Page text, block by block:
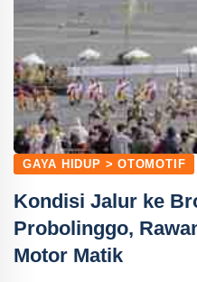
GAYA HIDUP > OTOMOTIF
Kondisi Jalur ke
Probolinggo,
Motor Matik